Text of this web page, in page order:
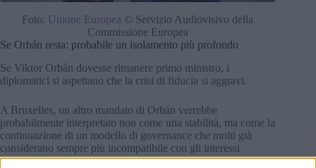
Foto: Unione Europea © Servizio Audiovisivo della
Commissione Europea
Se Orbán resta: probabile un isolamento più profondo
Se Viktor Orbán dovesse rimanere primo ministro, i
diplomatici si aspettano che la crisi di fiducia si aggravi.
A Bruxelles, un altro mandato di Orbán verrebbe
probabilmente interpretato non come una stabilità, ma come la
continuazione di un modello di governance che molti già
considerano sempre più incompatibile con gli interessi
strategici collettivi dell’UE.